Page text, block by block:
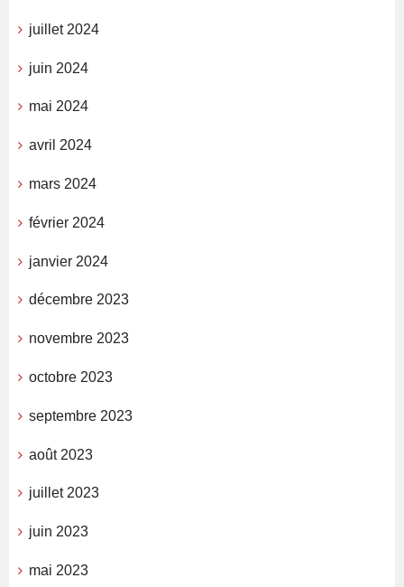
juillet 2024
juin 2024
mai 2024
avril 2024
mars 2024
février 2024
janvier 2024
décembre 2023
novembre 2023
octobre 2023
septembre 2023
août 2023
juillet 2023
juin 2023
mai 2023